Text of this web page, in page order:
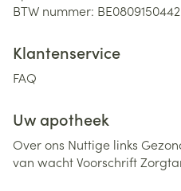
BTW nummer: BE0809150442
Klantenservice
FAQ
Uw apotheek
Over ons Nuttige links
van wachtVoorschrift